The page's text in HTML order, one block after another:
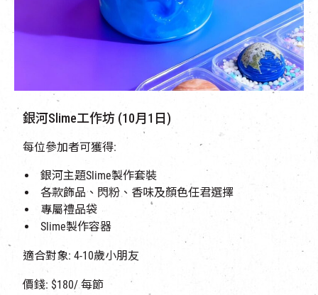
銀河Slime工作坊 (10月1日)
每位參加者可獲得:
銀河主題Slime製作套裝
各款飾品、閃粉、香味及顏色任君選擇
專屬禮品袋
Slime製作容器
適合對象: 4-10歲小朋友
價錢: $180/ 每節